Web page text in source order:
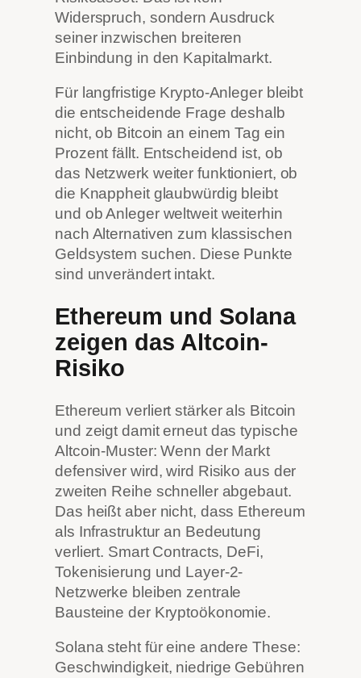
Widerspruch, sondern Ausdruck
seiner inzwischen breiteren
Einbindung in den Kapitalmarkt.
Für langfristige Krypto-Anleger bleibt
die entscheidende Frage deshalb
nicht, ob Bitcoin an einem Tag ein
Prozent fällt. Entscheidend ist, ob
das Netzwerk weiter funktioniert, ob
die Knappheit glaubwürdig bleibt
und ob Anleger weltweit weiterhin
nach Alternativen zum klassischen
Geldsystem suchen. Diese Punkte
sind unverändert intakt.
Ethereum und Solana
zeigen das Altcoin-
Risiko
Ethereum verliert stärker als Bitcoin
und zeigt damit erneut das typische
Altcoin-Muster: Wenn der Markt
defensiver wird, wird Risiko aus der
zweiten Reihe schneller abgebaut.
Das heißt aber nicht, dass Ethereum
als Infrastruktur an Bedeutung
verliert. Smart Contracts, DeFi,
Tokenisierung und Layer-2-
Netzwerke bleiben zentrale
Bausteine der Kryptoökonomie.
Solana steht für eine andere These:
Geschwindigkeit, niedrige Gebühren